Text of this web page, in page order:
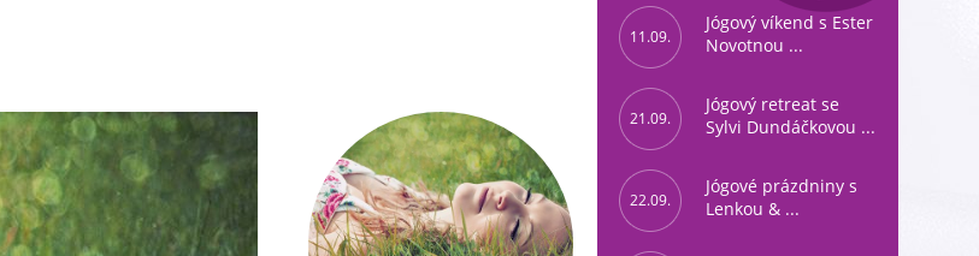
11.09.
Jógový víkend s Ester
Novotnou ...
21.09.
Jógový retreat se
Sylvi Dundáčkovou ...
22.09.
Jógové prázdniny s
Lenkou & ...